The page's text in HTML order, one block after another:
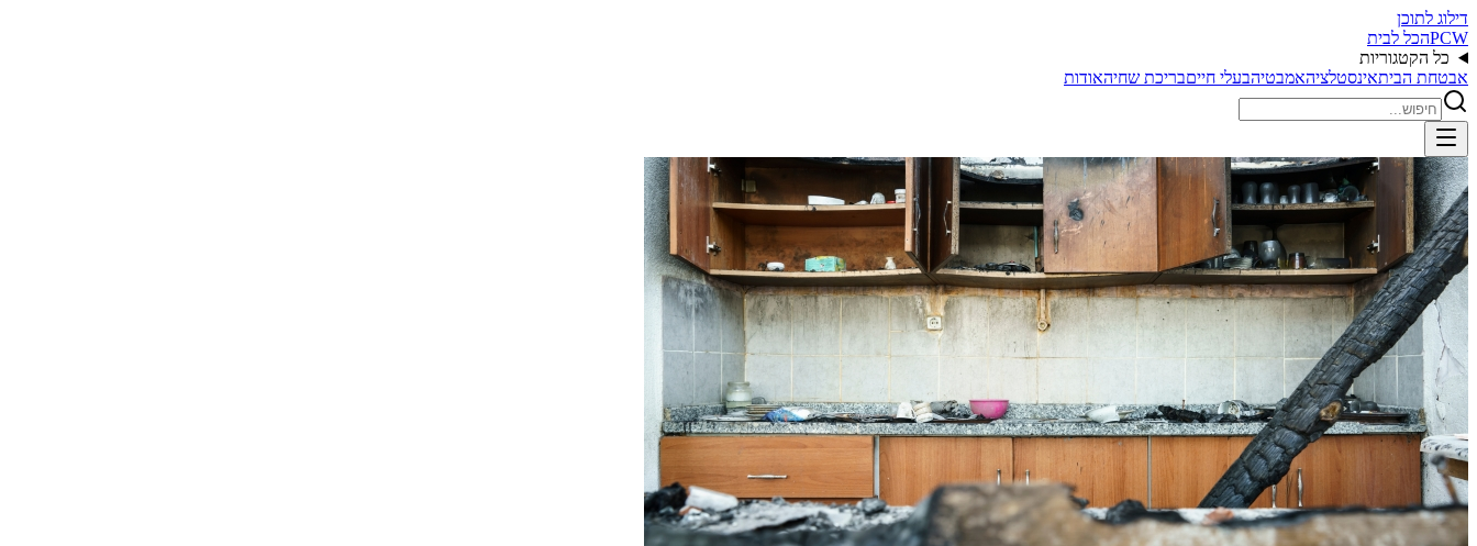
דילוג לתוכן
PCWהכל לבית
כל הקטגוריות
אבטחת הביתאינסטלציהאמבטיהבעלי חייםבריכת שחיהאודות